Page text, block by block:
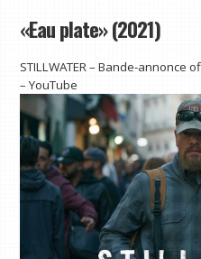
«Eau plate» (2021)
STILLWATER – Bande-annonce
– YouTube